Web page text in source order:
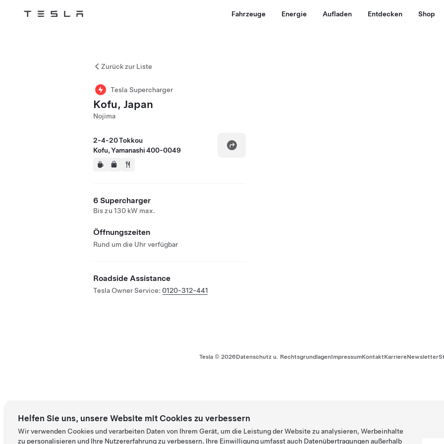
Tesla Fahrzeuge Energie Aufladen Entdecken Shop
Zurück zur Liste
Tesla Supercharger
Kofu, Japan
Nojima
2-4-20 Tokkou
Kofu, Yamanashi 400-0049
6 Supercharger
Bis zu 130 kW max.
Öffnungszeiten
Rund um die Uhr verfügbar
Roadside Assistance
Tesla Owner Service: 0120-312-441
Tesla © 2026Datenschutz u. RechtsgrundlagenImpressumKontaktKarriereNewsletter
Helfen Sie uns, unsere Website mit Cookies zu verbessern
Wir verwenden Cookies und verarbeiten Daten von Ihrem Gerät, um die Leistung der Website zu analysieren, Werbeinhalte
zu personalisieren und Ihre Nutzererfahrung zu verbessern. Ihre Einwilligung umfasst auch Datenübertragungen außerhalb